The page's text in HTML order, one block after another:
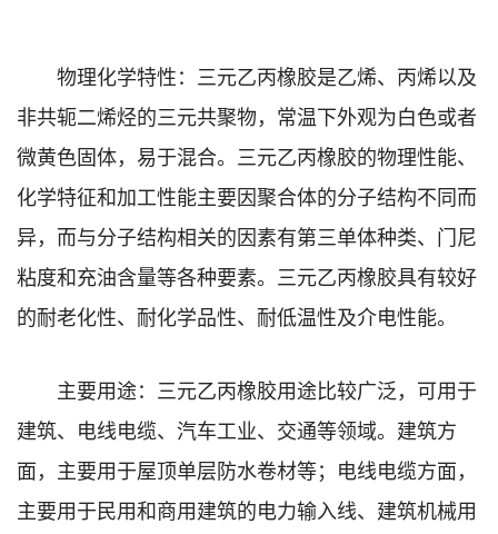
物理化学特性：三元乙丙橡胶是乙烯、丙烯以及
非共轭二烯烃的三元共聚物，常温下外观为白色或者
微黄色固体，易于混合。三元乙丙橡胶的物理性能、
化学特征和加工性能主要因聚合体的分子结构不同而
异，而与分子结构相关的因素有第三单体种类、门尼
粘度和充油含量等各种要素。三元乙丙橡胶具有较好
的耐老化性、耐化学品性、耐低温性及介电性能。
主要用途：三元乙丙橡胶用途比较广泛，可用于
建筑、电线电缆、汽车工业、交通等领域。建筑方
面，主要用于屋顶单层防水卷材等；电线电缆方面，
主要用于民用和商用建筑的电力输入线、建筑机械用